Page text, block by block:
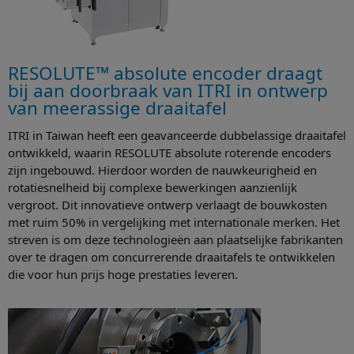
RESOLUTE™ absolute encoder draagt
bij aan doorbraak van ITRI in ontwerp
van meerassige draaitafel
ITRI in Taiwan heeft een geavanceerde dubbelassige draaitafel
ontwikkeld, waarin RESOLUTE absolute roterende encoders
zijn ingebouwd. Hierdoor worden de nauwkeurigheid en
rotatiesnelheid bij complexe bewerkingen aanzienlijk
vergroot. Dit innovatieve ontwerp verlaagt de bouwkosten
met ruim 50% in vergelijking met internationale merken. Het
streven is om deze technologieën aan plaatselijke fabrikanten
over te dragen om concurrerende draaitafels te ontwikkelen
die voor hun prijs hoge prestaties leveren.